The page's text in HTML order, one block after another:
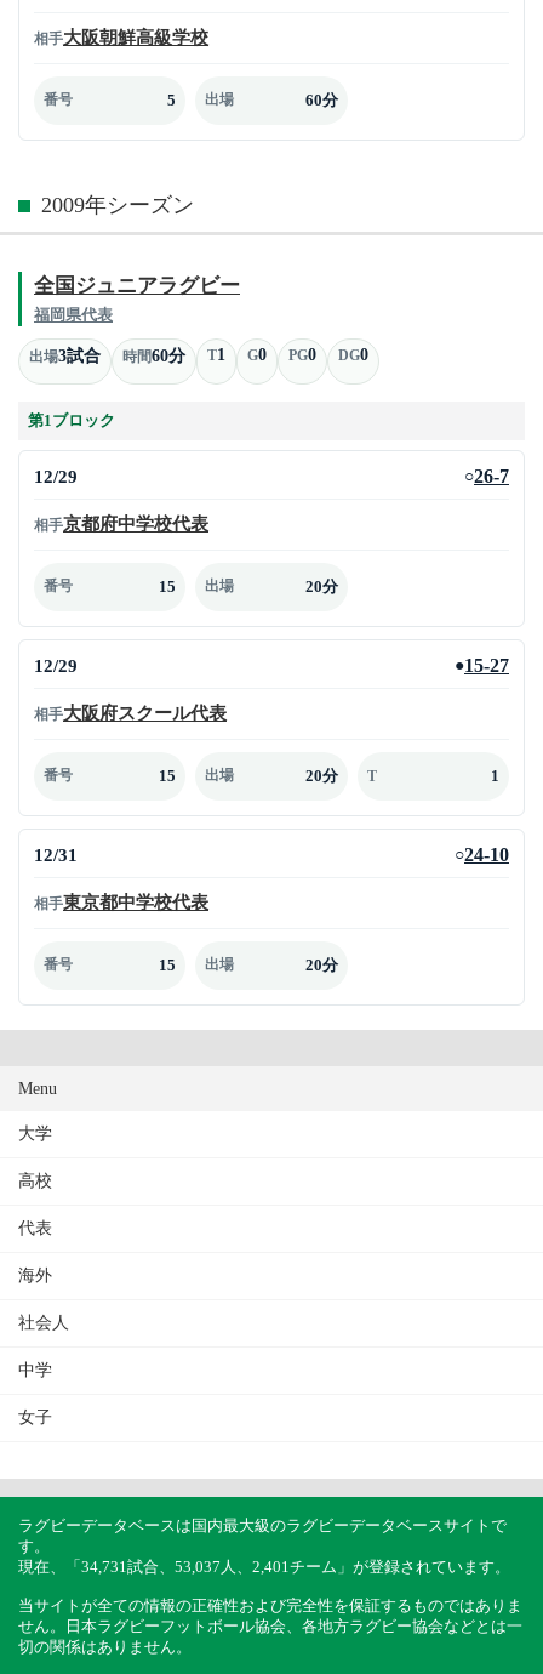
相手大阪朝鮮高級学校
番号 5 出場 60分
2009年シーズン
全国ジュニアラグビー
福岡県代表
出場3試合 時間60分 T1 G0 PG0 DG0
第1ブロック
12/29 ○26-7
相手京都府中学校代表
番号 15 出場 20分
12/29 ●15-27
相手大阪府スクール代表
番号 15 出場 20分 T 1
12/31 ○24-10
相手東京都中学校代表
番号 15 出場 20分
Menu
大学
高校
代表
海外
社会人
中学
女子
ラグビーデータベースは国内最大級のラグビーデータベースサイトで
す。
現在、「34,731試合、53,037人、2,401チーム」が登録されています。
当サイトが全ての情報の正確性および完全性を保証するものではありま
せん。日本ラグビーフットボール協会、各地方ラグビー協会などとは一
切の関係はありません。